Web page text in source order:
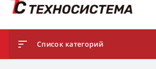
Список категорий